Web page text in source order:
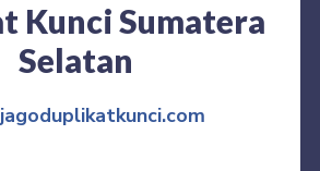
Kunci Sumatera
Selatan